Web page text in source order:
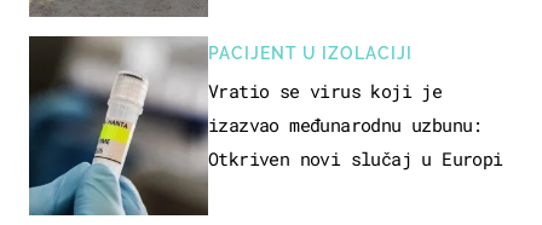
PACIJENT U IZOLACIJI
Vratio se virus koji je
izazvao međunarodnu uzbunu:
Otkriven novi slučaj u Europi